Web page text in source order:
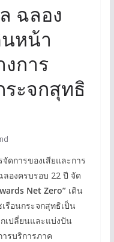
ฉลอง
หน้า
การ
ะจกสุทธิ
ดการของเสียและการ
องครบรอบ 22 ปี จัด
Net Zero”เดิน
รือนกระจกสุทธิเป็น
เปลี่ยนและแบ่งปัน
รบริการภาค